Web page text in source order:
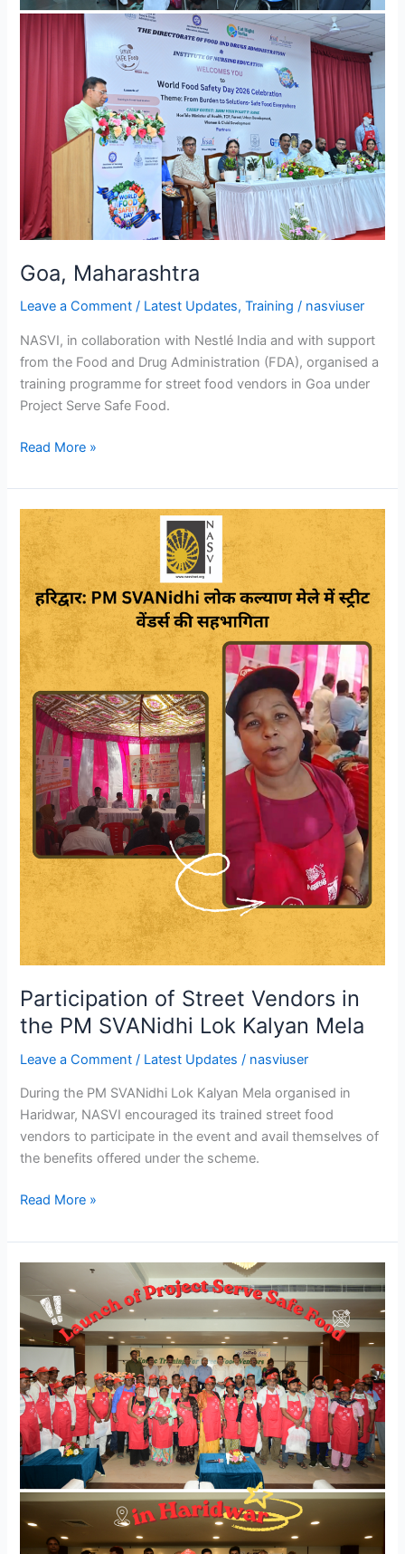
Goa, Maharashtra
Leave a Comment / Latest Updates,Training / nasviuser
NASVI, in collaboration with Nestlé India and with support
from the Food and Drug Administration (FDA), organised a
training programme for street food vendors in Goa under
Project Serve Safe Food.
Read More »
Participation of Street Vendors in
the PM SVANidhi Lok Kalyan Mela
Leave a Comment / Latest Updates / nasviuser
During the PM SVANidhi Lok Kalyan Mela organised in
Haridwar, NASVI encouraged its trained street food
vendors to participate in the event and avail themselves of
the benefits offered under the scheme.
Participation
of
Street
Vendors
in
the
PM
SVANidhi
Lok
Kalyan
Mela
Read More »
Uttarakhand